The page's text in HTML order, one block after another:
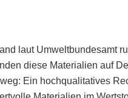
laut Umweltbundesamt
diese Materialien auf
Ein hochqualitatives